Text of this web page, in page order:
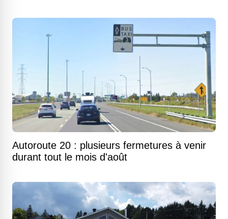
Autoroute 20 : plusieurs fermetures à venir
durant tout le mois d'août